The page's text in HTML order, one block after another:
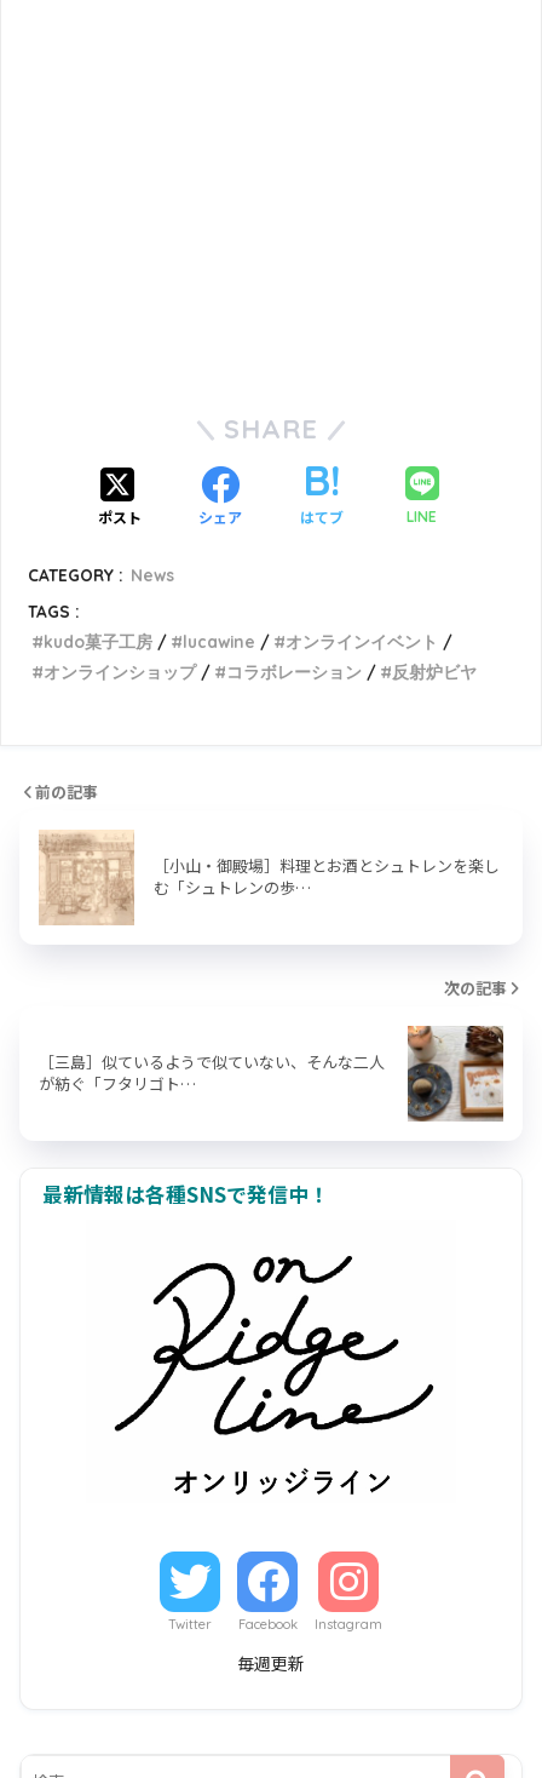
SHARE
ポスト シェア はてブ LINE
CATEGORY : News
TAGS :
kudo菓子工房
lucawine
オンラインイベント
オンラインショップ
コラボレーション 反射炉ビヤ
前の記事
［小山・御殿場］料理とお酒とシュトレンを楽し
む「シュトレンの歩…
次の記事
［三島］似ているようで似ていない、そんな二人
が紡ぐ「フタリゴト…
最新情報は各種SNSで発信中！
Twitter Facebook Instagram
毎週更新